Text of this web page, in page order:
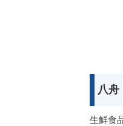
八舟
生鮮食